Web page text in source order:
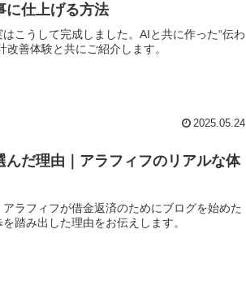
に仕上げる方法
こうして完成しました。AIと共に作った“伝わ
改善体験と共にご紹介します。
2025.05.24
んだ理由｜アラフィフのリアルな体
ラフィフが借金返済のためにブログを始めた
踏み出した理由をお伝えします。